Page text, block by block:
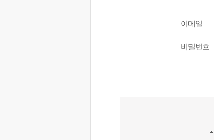
이메일
비밀번호